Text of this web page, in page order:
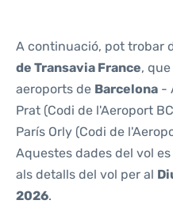
A continuació, pot trobar
de Transavia France,
aeroports de Barcelona -
Prat (Codi de l'Aeroport
París Orly (Codi de
Aquestes dades del vol
als detalls del vol per al
2026.